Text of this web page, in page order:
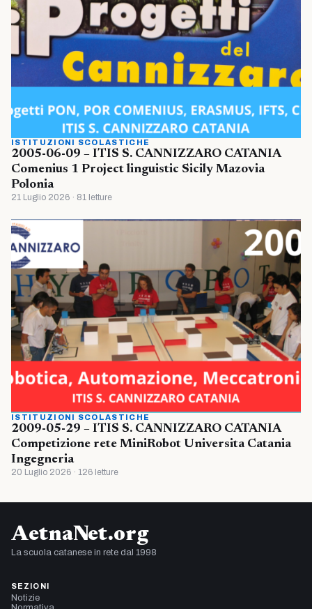
ISTITUZIONI SCOLASTICHE
2005-06-09 – ITIS S. CANNIZZARO CATANIA
Comenius 1 Project linguistic Sicily Mazovia
Polonia
21 Luglio 2026 · 81 letture
ISTITUZIONI SCOLASTICHE
2009-05-29 – ITIS S. CANNIZZARO CATANIA
Competizione rete MiniRobot Universita Catania
Ingegneria
20 Luglio 2026 · 126 letture
AetnaNet.org
La scuola catanese in rete dal 1998
SEZIONI
Notizie